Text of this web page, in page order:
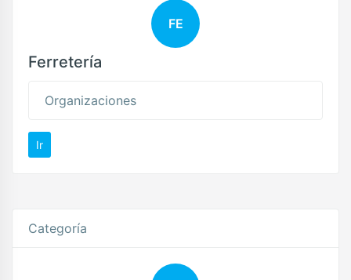
FE
Ferretería
Organizaciones
Ir
Categoría